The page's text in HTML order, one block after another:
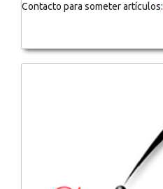
Contacto para someter artículos: